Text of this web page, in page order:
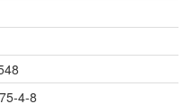
4-8